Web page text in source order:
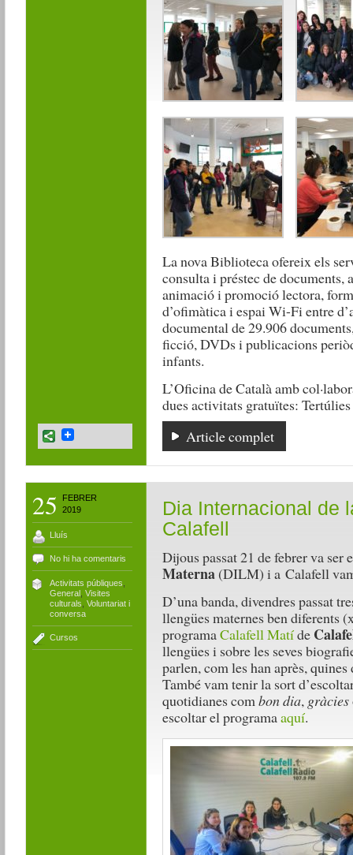
La nova Biblioteca ofereix els
consulta i préstec de
animació i promoció lectora,
d’ofimàtica i espai Wi-Fi entre
documental de 29.906
ficció, DVDs i publicacions
infants.
L’Oficina de Català amb
dues activitats gratuïtes:
Article complet
25
FEBRER
2019
Lluís
No hi ha comentaris
Activitats públiques
General, Visites
culturals Voluntariat i
conversa
Cursos
Dia Internacional de
Calafell
Dijous passat 21 de febrer va ser
Materna(DILM) i a Calafell
D’una banda, divendres passat
llengües maternes ben diferents
programaCalafell Matíde
llengües i sobre les seves
parlen, com les han après,
També vam tenir la sort
quotidianes combon dia, gràcies
escoltar el programaaquí.